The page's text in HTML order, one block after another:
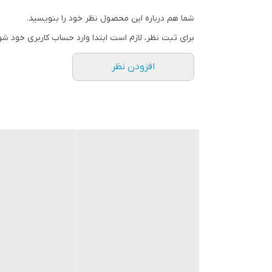
شما هم درباره این محصول نظر خود را بنویسید.
برای ثبت نظر، لازم است ابتدا وارد حساب کاربری خود
افزودن نظر